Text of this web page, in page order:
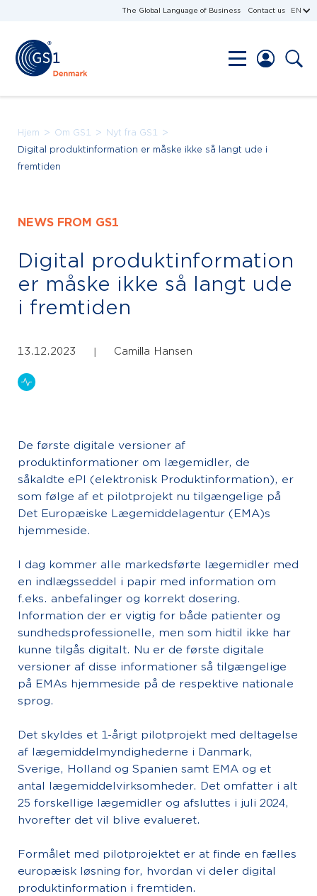
The Global Language of Business Contact us EN
Hjem > Om GS1 > Nyt fra GS1 >
Digital produktinformation er måske ikke så langt ude i
fremtiden
NEWS FROM GS1
Digital produktinformation
er måske ikke så langt ude
i fremtiden
13.12.2023 Camilla Hansen
De første digitale versioner af
produktinformationer om lægemidler, de
såkaldte ePI (elektronisk Produktinformation), er
som følge af et pilotprojekt nu tilgængelige på
Det Europæiske Lægemiddelagentur (EMA)s
hjemmeside.
I dag kommer alle markedsførte lægemidler med
en indlægsseddel i papir med information om
f.eks. anbefalinger og korrekt dosering.
Information der er vigtig for både patienter og
sundhedsprofessionelle, men som hidtil ikke har
kunne tilgås digitalt. Nu er de første digitale
versioner af disse informationer så tilgængelige
på EMAs hjemmeside på de respektive nationale
sprog.
Det skyldes et 1-årigt pilotprojekt med deltagelse
af lægemiddelmyndighederne i Danmark,
Sverige, Holland og Spanien samt EMA og et
antal lægemiddelvirksomheder. Det omfatter i alt
25 forskellige lægemidler og afsluttes i juli 2024,
hvorefter det vil blive evalueret.
Formålet med pilotprojektet er at finde en fælles
europæisk løsning for, hvordan vi deler digital
produktinformation i fremtiden.